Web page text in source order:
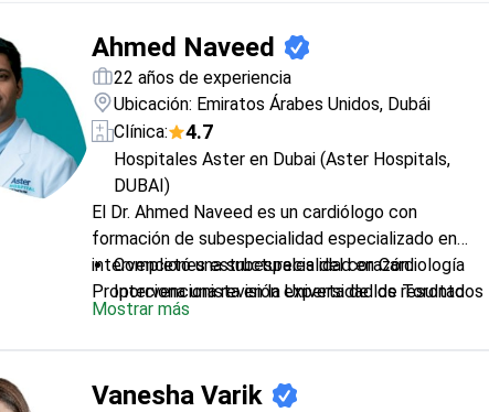
Ahmed Naveed
22 años de experiencia
Ubicación: Emiratos Árabes Unidos, Dubái
Clínica:
4.7
Hospitales Aster en Dubai (Aster Hospitals,
DUBAI)
El Dr. Ahmed Naveed es un cardiólogo con
formación de subespecialidad especializado en
intervenciones estructurales del corazón.
Proporciona una revisión experta de los resultados
de resonancia magnética en el Hospital Aster para
guiar procedimientos cardíacos complejos.
Completó una subespecialidad en Cardiología
Intervencionista en la Universidad de Toronto
Ocupó un cargo de Profesor Asistente en el
Instituto Sri Jayadeva de Ciencias
Formado en intervenciones de enfermedades
Mostrar más
Vanesha Varik